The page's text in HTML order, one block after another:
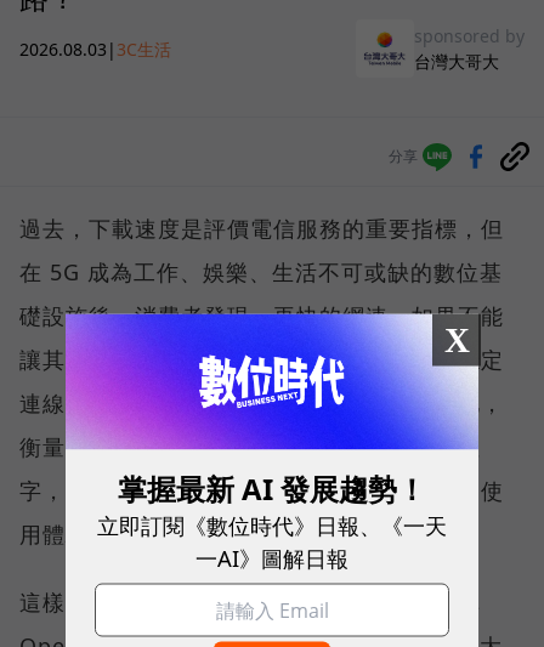
2026.08.03 | 3C生活
sponsored by
台灣大哥大
分享
過去，下載速度是評價電信服務的重要指標，但
在 5G 成為工作、娛樂、生活不可或缺的數位基
礎設施後，消費者發現，再快的網速，如果不能
讓其在人潮聚集、高速移動或室內空間維持穩定
連線，即無法轉換成好的使用體驗，也因如此，
衡量「好網路」的標準，也逐漸從追求測速數
字，轉向任何時間、任何地點都能穩定連線的使
用體驗。
這樣的轉變，也反映在國際權威網路分析機構
X
掌握最新 AI 發展趨勢！
立即訂閱《數位時代》日報、《一天
一AI》圖解日報